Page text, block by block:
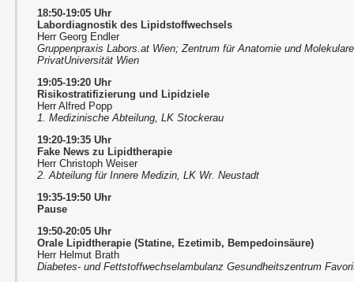
18:50-19:05 Uhr
Labordiagnostik des Lipidstoffwechsels
Herr Georg Endler
Gruppenpraxis Labors.at Wien; Zentrum für Anatomie und
PrivatUniversität Wien
19:05-19:20 Uhr
Risikostratifizierung und Lipidziele
Herr Alfred Popp
1. Medizinische Abteilung, LK Stockerau
19:20-19:35 Uhr
Fake News zu Lipidtherapie
Herr Christoph Weiser
2. Abteilung für Innere Medizin, LK Wr. Neustadt
19:35-19:50 Uhr
Pause
19:50-20:05 Uhr
Orale Lipidtherapie (Statine, Ezetimib, Bempedoinsäure)
Herr Helmut Brath
Diabetes- und Fettstoffwechselambulanz Gesundheitszentrum